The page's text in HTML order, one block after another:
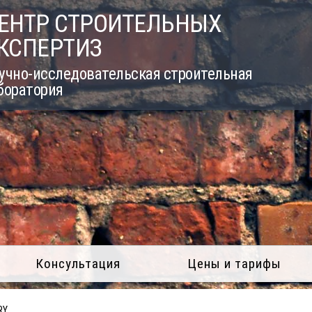
СТРОИТЕЛЬНЫХ
исследовательская строительная
Консультация Цены и тарифы